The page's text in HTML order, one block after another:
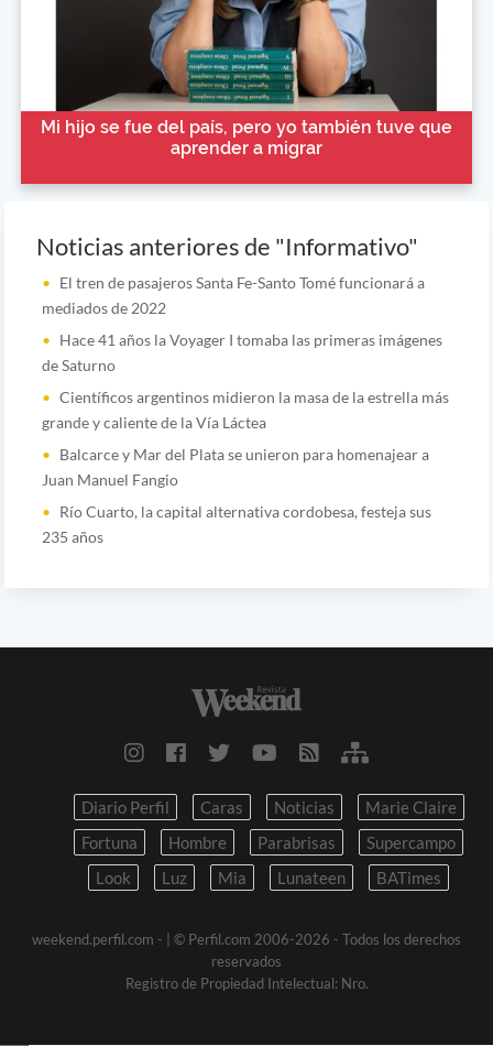
Mi hijo se fue del país, pero yo también tuve que
aprender a migrar
Noticias anteriores de "Informativo"
El tren de pasajeros Santa Fe-Santo Tomé funcionará a
mediados de 2022
Hace 41 años la Voyager I tomaba las primeras imágenes
de Saturno
Científicos argentinos midieron la masa de la estrella más
grande y caliente de la Vía Láctea
Balcarce y Mar del Plata se unieron para homenajear a
Juan Manuel Fangio
Río Cuarto, la capital alternativa cordobesa, festeja sus
235 años
Diario Perfil Caras Noticias
Marie Claire
Fortuna
Hombre Parabrisas
Supercampo
Look
Luz Mia Lunateen BATimes
weekend.perfil.com - | © Perfil.com 2006-2026 - Todos los derechos
reservados
Registro de Propiedad Intelectual: Nro.